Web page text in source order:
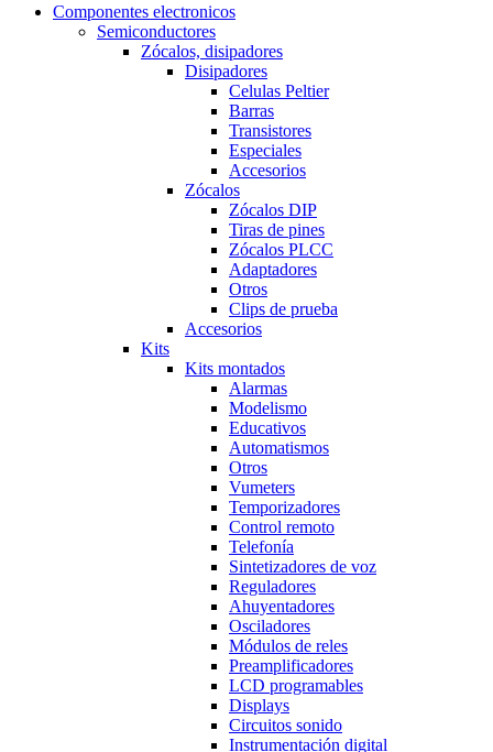
Componentes electronicos
Semiconductores
Zócalos, disipadores
Disipadores
Celulas Peltier
Barras
Transistores
Especiales
Accesorios
Zócalos
Zócalos DIP
Tiras de pines
Zócalos PLCC
Adaptadores
Otros
Clips de prueba
Accesorios
Kits
Kits montados
Alarmas
Modelismo
Educativos
Automatismos
Otros
Vumeters
Temporizadores
Control remoto
Telefonía
Sintetizadores de voz
Reguladores
Ahuyentadores
Osciladores
Módulos de reles
Preamplificadores
LCD programables
Displays
Circuitos sonido
Instrumentación digital